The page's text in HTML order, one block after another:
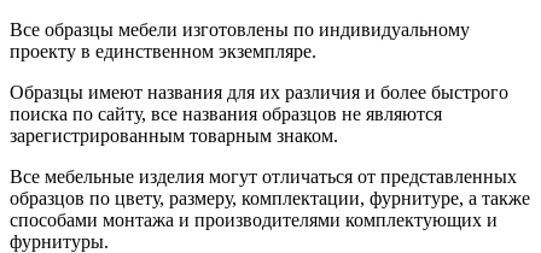
Все образцы мебели изготовлены по индивидуальному
проекту в единственном экземпляре.
Образцы имеют названия для их различия и более быстрого
поиска по сайту, все названия образцов не являются
зарегистрированным товарным знаком.
Все мебельные изделия могут отличаться от представленных
образцов по цвету, размеру, комплектации, фурнитуре, а также
способами монтажа и производителями комплектующих и
фурнитуры.